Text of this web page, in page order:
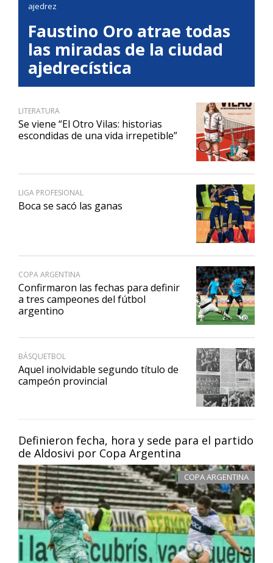
Definieron fecha, hora y sede para el partido
de Aldosivi por Copa Argentina
COPA ARGENTINA
ajedrez
Faustino Oro atrae todas
las miradas de la ciudad
ajedrecística
LITERATURA
Se viene “El Otro Vilas: historias
escondidas de una vida irrepetible”
LIGA PROFESIONAL
Boca se sacó las ganas
COPA ARGENTINA
Confirmaron las fechas para definir
a tres campeones del fútbol
argentino
BÁSQUETBOL
Aquel inolvidable segundo título de
campeón provincial